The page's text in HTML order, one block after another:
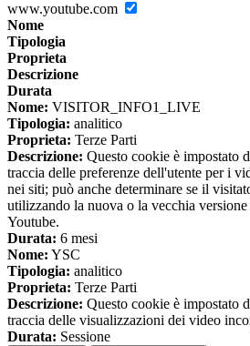
www.youtube.com
Nome
Tipologia
Proprieta
Descrizione
Durata
Nome: VISITOR_INFO1_LIVE
Tipologia: analitico
Proprieta: Terze Parti
Descrizione: Questo cookie è impostato
traccia delle preferenze dell'utente per i
nei siti; può anche determinare se il
utilizzando la nuova o la vecchia
Youtube.
Durata: 6 mesi
Nome: YSC
Tipologia: analitico
Proprieta: Terze Parti
Descrizione: Questo cookie è impostato
traccia delle visualizzazioni dei video
Durata: Sessione